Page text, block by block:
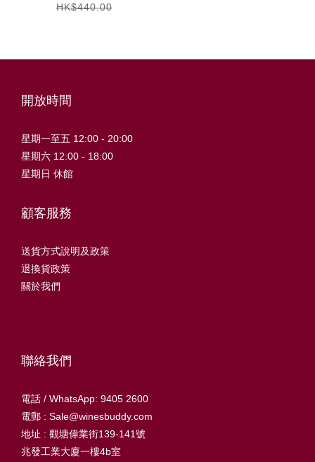
HK$440.00
開放時間
星期一至五 12:00 - 20:00
星期六 12:00 - 18:00
星期日 休館
顧客服務
送貨方式說明及政策
退換貨政策
關於我們
聯絡我們
電話 / WhatsApp: 9405 2600
電郵 : Sale@winesbuddy.com
地址 : 觀塘偉業街139-141號
兆發工業大廈一樓4b室